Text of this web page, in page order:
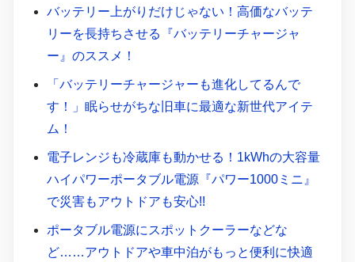
バッテリー上がりだけじゃない！高価なバッテ
リーを長持ちさせる『バッテリーチャージャ
ー』のススメ！
「バッテリーチャージャーも進化してるんで
す！」眠らせがちな旧車に最適な新世代アイテ
ム！
電子レンジも冷蔵庫も動かせる！1kWhの大容量
ハイパワーポータブル電源『パワー1000ミニ』
で災害もアウトドアも安心!!
ポータブル電源にスポットクーラーなどな
ど……アウトドアや車中泊がもっと便利に快適